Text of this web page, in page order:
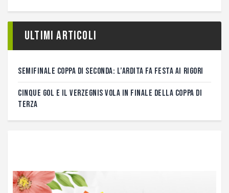
Ultimi articoli
SEMIFINALE COPPA DI SECONDA: L’ARDITA FA FESTA AI RIGORI
CINQUE GOL E IL VERZEGNIS VOLA IN FINALE DELLA COPPA DI
TERZA